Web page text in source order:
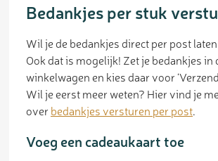
Bedankjes per stuk
Wil je de bedankjes direct per post
Ook dat is mogelijk! Zet je bedankjes in
winkelwagen en kies daar voor
Wil je eerst meer weten? Hier vind je
over bedankjes versturen per post.
Voeg een cadeaukaart toe